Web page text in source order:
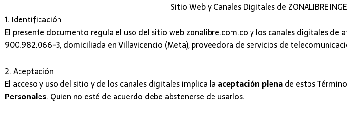
Sitio Web y Canales Digitales de ZONALIBRE
1. Identificación
El presente documento regula el uso del sitio web zonalibre.com.co y los canales digitales de
900.982.066-3, domiciliada en Villavicencio (Meta), proveedora de servicios de
2. Aceptación
El acceso y uso del sitio y de los canales digitales implica la aceptación plenade estos
Personales. Quien no esté de acuerdo debe abstenerse de usarlos.